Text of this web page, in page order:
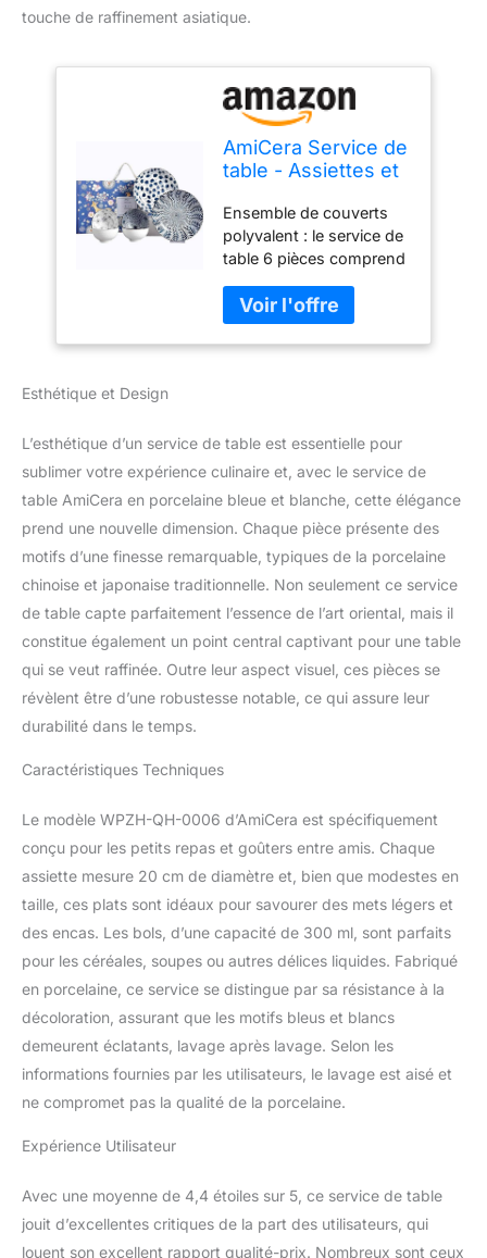
touche de raffinement asiatique.
AmiCera Service de
table - Assiettes et
bleue et blanche -
Service de table -
Service de table
chinois japonais -
20 cm - Assiettes
plates pour 2 et
bols à céréales de
Ensemble de couverts
polyvalent : le service de
table 6 pièces comprend
diamètre de 20 cm et 4
bols à dessert d'une
capacité de 300 ml.
desserts, les apéritifs et
les plats principaux. Il est
donc sûr de vous offrir
une expérience culinaire
inoubliable pour les
événements formels et
décontractés Porcelaine
assiettes et bols sont en
porcelaine bleue et
blanche, avec des
couleurs riches et des
Qualité de porcelaine
fiable : les ensembles de
table AmiCera sont
fabriqués en céramique
haute température, qui
sont non seulement
esthétiques mais
également durables, et la
assure une durabilité à
long terme Empilable et
facile à nettoyer :
monde et peut être utilisé
en toutes occasions.
Esthétique et Design
L’esthétique d’un service de table est essentielle pour
sublimer votre expérience culinaire et, avec le service de
table AmiCera en porcelaine bleue et blanche, cette élégance
prend une nouvelle dimension. Chaque pièce présente des
motifs d’une finesse remarquable, typiques de la porcelaine
chinoise et japonaise traditionnelle. Non seulement ce service
de table capte parfaitement l’essence de l’art oriental, mais il
constitue également un point central captivant pour une table
qui se veut raffinée. Outre leur aspect visuel, ces pièces se
révèlent être d’une robustesse notable, ce qui assure leur
durabilité dans le temps.
Caractéristiques Techniques
Le modèle WPZH-QH-0006 d’AmiCera est spécifiquement
conçu pour les petits repas et goûters entre amis. Chaque
assiette mesure 20 cm de diamètre et, bien que modestes en
taille, ces plats sont idéaux pour savourer des mets légers et
des encas. Les bols, d’une capacité de 300 ml, sont parfaits
pour les céréales, soupes ou autres délices liquides. Fabriqué
en porcelaine, ce service se distingue par sa résistance à la
décoloration, assurant que les motifs bleus et blancs
demeurent éclatants, lavage après lavage. Selon les
informations fournies par les utilisateurs, le lavage est aisé et
ne compromet pas la qualité de la porcelaine.
Expérience Utilisateur
Avec une moyenne de 4,4 étoiles sur 5, ce service de table
jouit d’excellentes critiques de la part des utilisateurs, qui
louent son excellent rapport qualité-prix. Nombreux sont ceux